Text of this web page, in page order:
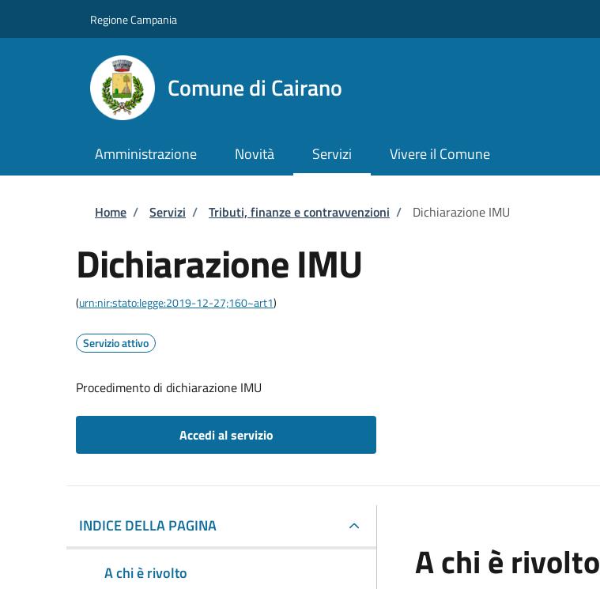
Regione Campania
Comune di Cairano
Amministrazione Novità Servizi Vivere il Comune
Briciole di pane
Home / Servizi / Tributi, finanze e contravvenzioni / Dichiarazione IMU
Dichiarazione IMU
(urn:nir:stato:legge:2019-12-27;160~art1)
Servizio attivo
Procedimento di dichiarazione IMU
Accedi al servizio
INDICE DELLA PAGINA
A chi è rivolto
A chi è rivolto